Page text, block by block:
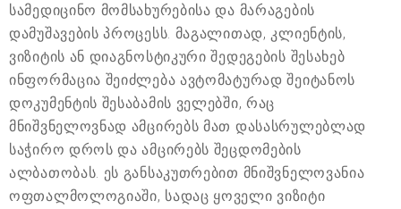
სამედიცინო მომსახურებისა და მარაგების
დამუშავების პროცესს. მაგალითად, კლიენტის,
ვიზიტის ან დიაგნოსტიკური შედეგების შესახებ
ინფორმაცია შეიძლება ავტომატურად შეიტანოს
დოკუმენტის შესაბამის ველებში, რაც
მნიშვნელოვნად ამცირებს მათ დასასრულებლად
საჭირო დროს და ამცირებს შეცდომების
ალბათობას. ეს განსაკუთრებით მნიშვნელოვანია
ოფთალმოლოგიაში, სადაც ყოველი ვიზიტი